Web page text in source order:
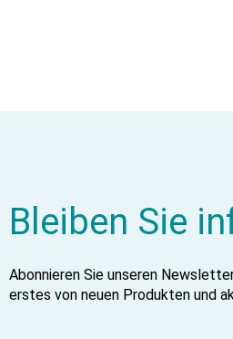
Bleiben Sie
Abonnieren Sie unseren
erstes von neuen Produkten und